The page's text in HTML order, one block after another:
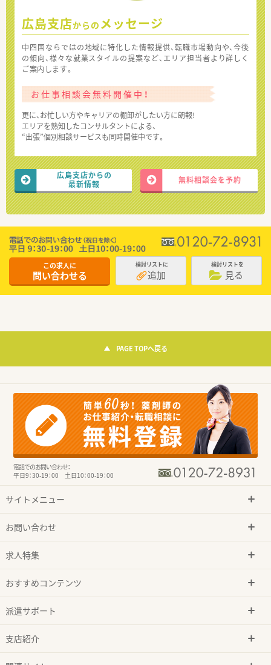
広島支店からの メッセージ
中四国ならではの地域に特化した情報提供、転職市場動向や、今後
の傾向、様々な就業スタイルの提案など、エリア担当者より詳しく
ご案内します。
お仕事相談会無料開催中！
更に、お忙しい方やキャリアの棚卸がしたい方に朗報!
エリアを熟知したコンサルタントによる、
“出張”個別相談サービスも同時開催中です。
広島支店からの
最新情報
無料相談会を予約
この求人に
問い合わせる
検討リストに
追加
検討リストを
見る
PAGE TOPへ戻る
電話でのお問い合わせ：
平日9：30-19：00 土日10：00-19：00
サイトメニュー
お問い合わせ
求人特集
おすすめコンテンツ
派遣サポート
支店紹介